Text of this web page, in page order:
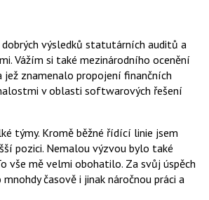
výsledků statutárních auditů a
Vážím si také mezinárodního ocenění
znamenalo propojení finančních
v oblasti softwarových řešení
týmy. Kromě běžné řídící linie jsem
pozici. Nemalou výzvou bylo také
vše mě velmi obohatilo. Za svůj úspěch
časově i jinak náročnou práci a